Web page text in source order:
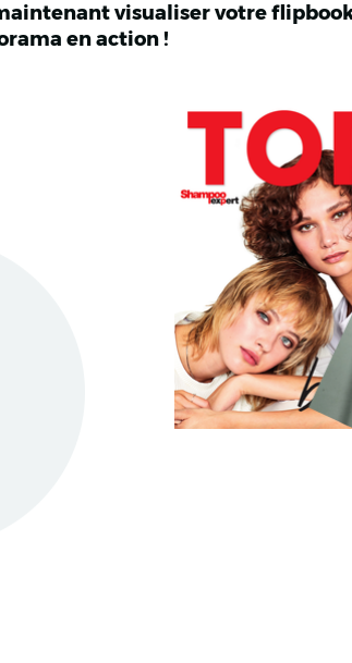
visualiser votre
en action !